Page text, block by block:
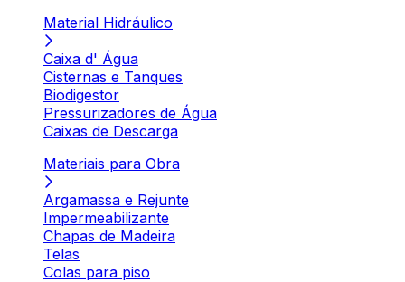
Material Hidráulico
Caixa d' Água
Cisternas e Tanques
Biodigestor
Pressurizadores de Água
Caixas de Descarga
Materiais para Obra
Argamassa e Rejunte
Impermeabilizante
Chapas de Madeira
Telas
Colas para piso